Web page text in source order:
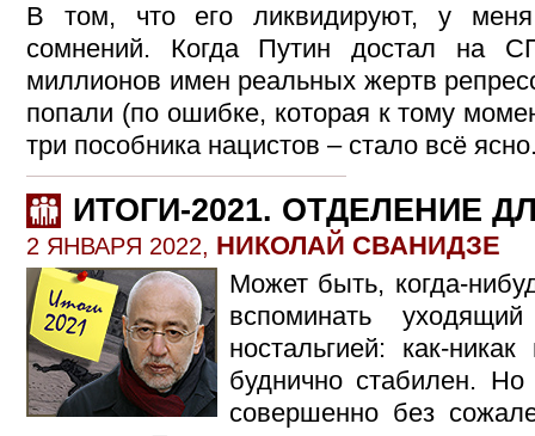
В том, что его ликвидируют, у
сомнений. Когда Путин достал на
миллионов имен реальных жертв
попали (по ошибке, которая к тому
три пособника нацистов – стало всё
ИТОГИ-2021. ОТДЕЛЕНИЕ
2 ЯНВАРЯ 2022, НИКОЛАЙ СВАНИДЗЕ
Может быть, когда-
вспоминать
ностальгией: как-
буднично стабилен.
совершенно без